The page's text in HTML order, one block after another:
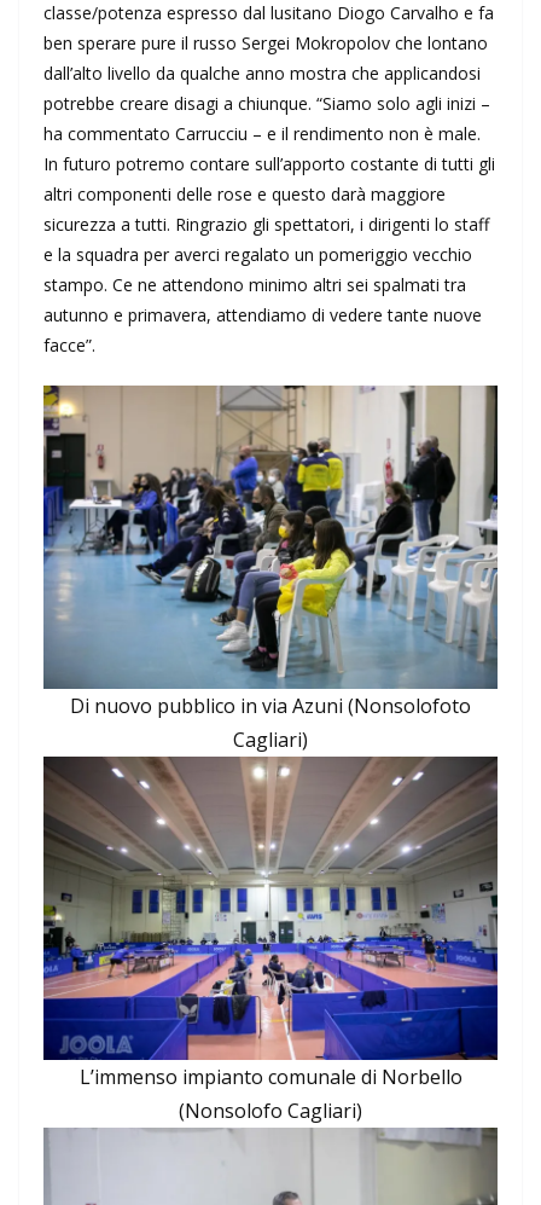
classe/potenza espresso dal lusitano Diogo Carvalho e fa
ben sperare pure il russo Sergei Mokropolov che lontano
dall’alto livello da qualche anno mostra che applicandosi
potrebbe creare disagi a chiunque. “Siamo solo agli inizi –
ha commentato Carrucciu – e il rendimento non è male.
In futuro potremo contare sull’apporto costante di tutti gli
altri componenti delle rose e questo darà maggiore
sicurezza a tutti. Ringrazio gli spettatori, i dirigenti lo staff
e la squadra per averci regalato un pomeriggio vecchio
stampo. Ce ne attendono minimo altri sei spalmati tra
autunno e primavera, attendiamo di vedere tante nuove
facce”.
Di nuovo pubblico in via Azuni (Nonsolofoto
Cagliari)
L’immenso impianto comunale di Norbello
(Nonsolofo Cagliari)